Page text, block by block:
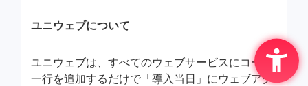
ユニウェブについて
ユニウェブは、すべてのウェブサービスにコード
一行を追加するだけで「導入当日」にウェブアク